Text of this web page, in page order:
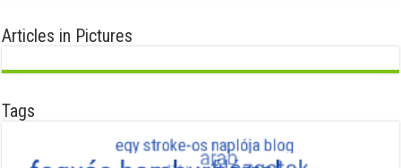
Articles in Pictures
Tags